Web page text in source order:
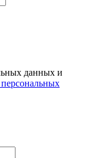
данных и